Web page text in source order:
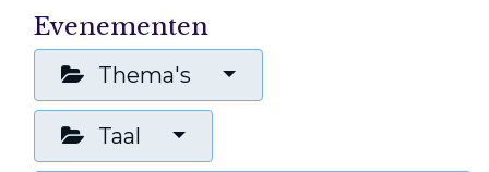
Evenementen
Thema's
Taal